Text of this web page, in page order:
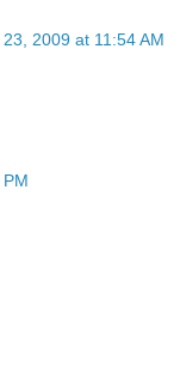
2009 at 11:54 AM